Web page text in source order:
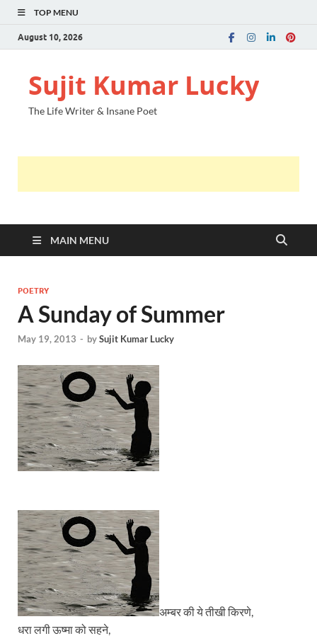
TOP MENU
August 10, 2026
Sujit Kumar Lucky
The Life Writer & Insane Poet
MAIN MENU
POETRY
A Sunday of Summer
May 19, 2013 - bySujit Kumar Lucky
अम्बर की ये तीखी किरणे,
धरा लगी ऊष्मा को सहने,